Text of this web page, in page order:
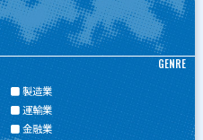
GENRE
製造業
運輸業
金融業